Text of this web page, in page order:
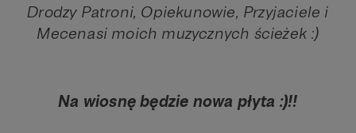
Drodzy Patroni, Opiekunowie, Przyjaciele i
Mecenasi moich muzycznych ścieżek :)
Na wiosnę będzie nowa płyta :)!!